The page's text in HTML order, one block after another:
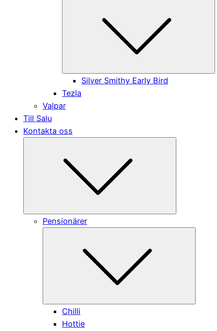
Silver Smithy Early Bird
Tezla
Valpar
Till Salu
Kontakta oss
Pensionärer
Chilli
Hottie